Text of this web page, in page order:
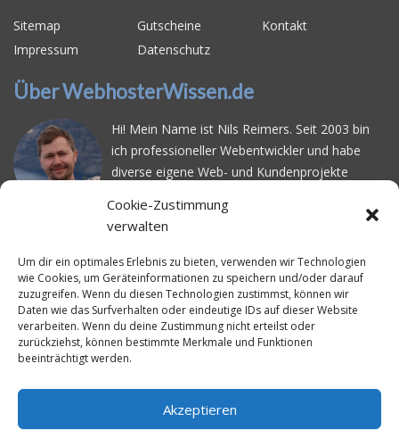
Cookie-Zustimmung
verwalten
Um dir ein optimales Erlebnis zu bieten, verwenden wir Technologien
wie Cookies, um Geräteinformationen zu speichern und/oder darauf
zuzugreifen. Wenn du diesen Technologien zustimmst, können wir
Daten wie das Surfverhalten oder eindeutige IDs auf dieser Website
verarbeiten. Wenn du deine Zustimmung nicht erteilst oder
zurückziehst, können bestimmte Merkmale und Funktionen
beeinträchtigt werden.
Akzeptieren
Sitemap Gutscheine
Kontakt
Impressum
Datenschutz
Über WebhosterWissen.de
Hi! Mein Name ist Nils Reimers. Seit 2003 bin
ich professioneller Webentwickler und habe
diverse eigene Web- und Kundenprojekte
schwierig ist gutes Webhosting zu finden: Bei
vielen Anbietern ärgert man sich über
Serverausfälleoder überlangsame
Ladezeiten. Deswegen habe ich im Mai 2016
angefangen, die bekanntesten Webhoster
systematisch zu testen und deren
Erreichbarkeit und Ladezeit für eine typische
Website basierend auf dem beliebten CMS-
System WordPress zu protokollieren. Auf
WebhosterWissen.de werte ich diese